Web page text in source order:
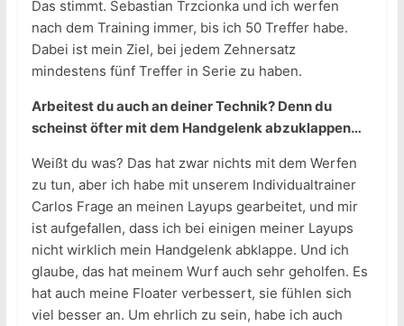
Das stimmt. Sebastian Trzcionka und ich werfen
nach dem Training immer, bis ich 50 Treffer habe.
Dabei ist mein Ziel, bei jedem Zehnersatz
mindestens fünf Treffer in Serie zu haben.
Arbeitest du auch an deiner Technik? Denn du
scheinst öfter mit dem Handgelenk abzuklappen…
Weißt du was? Das hat zwar nichts mit dem Werfen
zu tun, aber ich habe mit unserem Individualtrainer
Carlos Frage an meinen Layups gearbeitet, und mir
ist aufgefallen, dass ich bei einigen meiner Layups
nicht wirklich mein Handgelenk abklappe. Und ich
glaube, das hat meinem Wurf auch sehr geholfen. Es
hat auch meine Floater verbessert, sie fühlen sich
viel besser an. Um ehrlich zu sein, habe ich auch